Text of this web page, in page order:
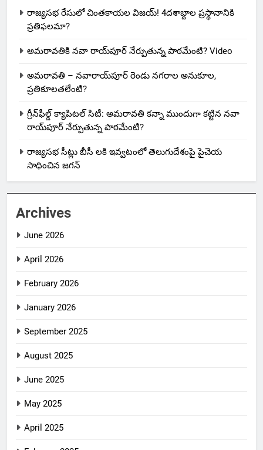
రాజ్యసభ రేసులో చింతకాయల విజయ్‌! 4దశాబ్దాల ప్రస్థానానికి
ప్రతిఫలమా?
అమరావతికి నవా రాయ్‌పూర్ నేర్పుతున్న పాఠమేంటి? Video
అమరావతి – నవారాయ్‌పూర్ రెండు నగరాల అనుకూల,
ప్రతికూలతలేంటి?
గ్రీన్‌ఫీల్డ్ క్యాపిటల్ సిటీ: అమరావతి కన్నా ముందుగా కట్టిన నవా
రాయ్‌పూర్ నేర్పుతున్న పాఠమేంటి?
రాజ్యసభ సీట్లు బీసీ లకి ఇవ్వటంలో తెలుగుదేశంపై పైచెయ
సాధించిన జగన్
Archives
June 2026
April 2026
February 2026
January 2026
September 2025
August 2025
June 2025
May 2025
April 2025